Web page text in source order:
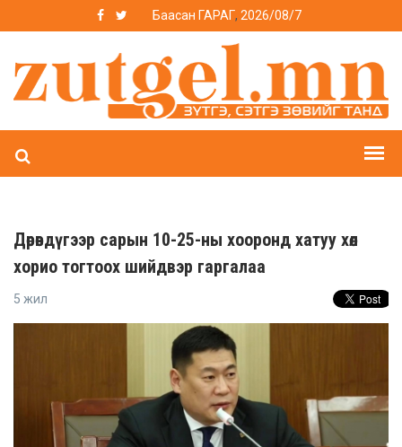
Баасан ГАРАГ, 2026/08/7
Дөрөвдүгээр сарын 10-25-ны хооронд хатуу хөл
хорио тогтоох шийдвэр гаргалаа
5 жил